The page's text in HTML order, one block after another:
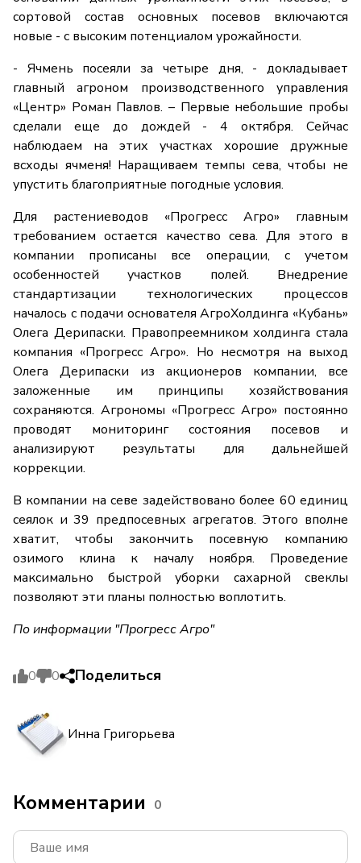
сортовой состав основных посевов включаются
новые - с высоким потенциалом урожайности.
- Ячмень посеяли за четыре дня, - докладывает
главный агроном производственного управления
«Центр» Роман Павлов. – Первые небольшие пробы
сделали еще до дождей - 4 октября. Сейчас
наблюдаем на этих участках хорошие дружные
всходы ячменя! Наращиваем темпы сева, чтобы не
упустить благоприятные погодные условия.
Для растениеводов «Прогресс Агро» главным
требованием остается качество сева. Для этого в
компании прописаны все операции, с учетом
особенностей участков полей. Внедрение
стандартизации технологических процессов
началось с подачи основателя АгроХолдинга «Кубань»
Олега Дерипаски. Правопреемником холдинга стала
компания «Прогресс Агро». Но несмотря на выход
Олега Дерипаски из акционеров компании, все
заложенные им принципы хозяйствования
сохраняются. Агрономы «Прогресс Агро» постоянно
проводят мониторинг состояния посевов и
анализируют результаты для дальнейшей
коррекции.
В компании на севе задействовано более 60 единиц
сеялок и 39 предпосевных агрегатов. Этого вполне
хватит, чтобы закончить посевную компанию
озимого клина к началу ноября. Проведение
максимально быстрой уборки сахарной свеклы
позволяют эти планы полностью воплотить.
По информации "Прогресс Агро"
0 0 Поделиться
Инна Григорьева
Комментарии 0